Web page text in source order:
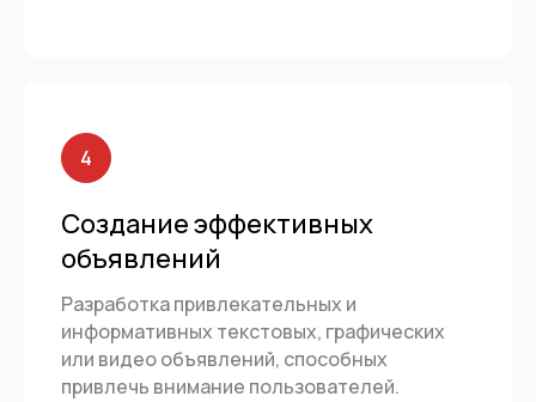
Создание эффективных
объявлений
Разработка привлекательных и
информативных текстовых, графических
или видео объявлений, способных
привлечь внимание пользователей.